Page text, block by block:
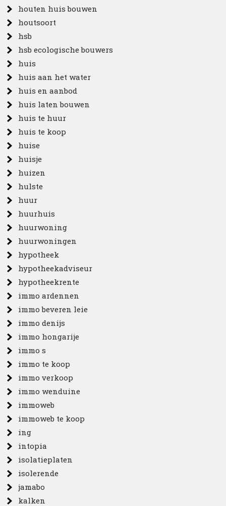
houten huis bouwen
houtsoort
hsb
hsb ecologische bouwers
huis
huis aan het water
huis en aanbod
huis laten bouwen
huis te huur
huis te koop
huise
huisje
huizen
hulste
huur
huurhuis
huurwoning
huurwoningen
hypotheek
hypotheekadviseur
hypotheekrente
immo ardennen
immo beveren leie
immo denijs
immo hongarije
immo s
immo te koop
immo verkoop
immo wenduine
immoweb
immoweb te koop
ing
intopia
isolatieplaten
isolerende
jamabo
kalken